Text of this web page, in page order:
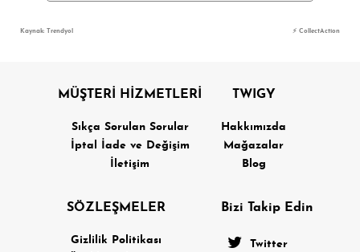
Kaynak: Trendyol ⚡ CollectAction
MÜŞTERİ HİZMETLERİ
Sıkça Sorulan Sorular
İptal İade ve Değişim
İletişim
TWIGY
Hakkımızda
Mağazalar
Blog
SÖZLEŞMELER
Gizlilik Politikası
Bizi Takip Edin
Twitter